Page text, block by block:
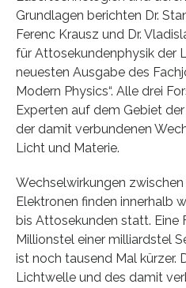
Grundlagen berichten Dr.
Ferenc Krausz und Dr.
für Attosekundenphysik der
neuesten Ausgabe des
Modern Physics“. Alle drei
Experten auf dem Gebiet
der damit verbundenen
Licht und Materie.
Wechselwirkungen
Elektronen finden innerhalb
bis Attosekunden statt. Eine
Millionstel einer milliardstel
ist noch tausend Mal kürzer.
Lichtwelle und des damit